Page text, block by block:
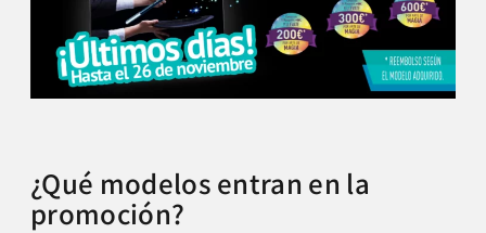
¿Qué modelos entran en la
promoción?